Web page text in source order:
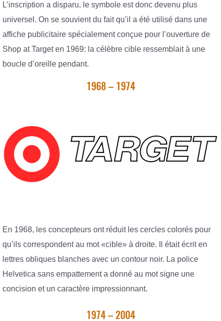
L’inscription a disparu, le symbole est donc devenu plus
universel. On se souvient du fait qu’il a été utilisé dans une
affiche publicitaire spécialement conçue pour l’ouverture de
Shop at Target en 1969: la célèbre cible ressemblait à une
boucle d’oreille pendant.
1968 – 1974
En 1968, les concepteurs ont réduit les cercles colorés pour
qu’ils correspondent au mot «cible» à droite. Il était écrit en
lettres obliques blanches avec un contour noir. La police
Helvetica sans empattement a donné au mot signe une
concision et un caractère impressionnant.
1974 – 2004